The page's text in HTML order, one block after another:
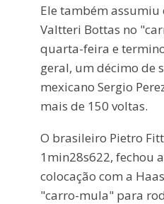
Ele também
Valtteri Bottas no
quarta-feira e
geral, um décimo de
mexicano Sergio
mais de 150 voltas.
O brasileiro Pietro
1min28s622, fechou
colocação com a
"carro-mula" para